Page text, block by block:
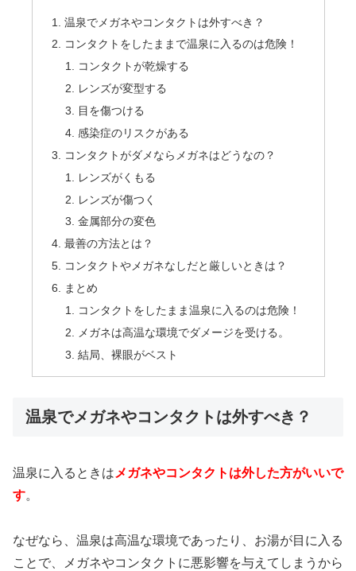
温泉でメガネやコンタクトは外すべき？
コンタクトをしたままで温泉に入るのは危険！
コンタクトが乾燥する
レンズが変型する
目を傷つける
感染症のリスクがある
コンタクトがダメならメガネはどうなの？
レンズがくもる
レンズが傷つく
金属部分の変色
最善の方法とは？
コンタクトやメガネなしだと厳しいときは？
まとめ
コンタクトをしたまま温泉に入るのは危険！
メガネは高温な環境でダメージを受ける。
結局、裸眼がベスト
温泉でメガネやコンタクトは外すべき？
温泉に入るときは メガネやコンタクトは外した方がいいで
す。
なぜなら、 温泉は高温な環境であったり、お湯が目に入る
ことで、メガネやコンタクトに悪影響を与えてしまう から